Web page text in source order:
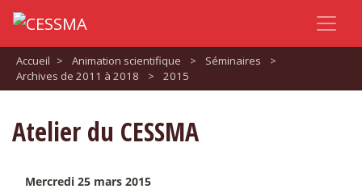
Accueil > Animation scientifique > Séminaires
>
Archives de 2011 à 2018
> 2015
Atelier du CESSMA
Mercredi 25 mars 2015